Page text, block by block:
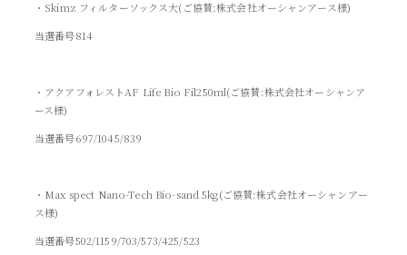
・Skimz フィルターソックス大(ご協賛:株式会社オーシャンアース様)
当選番号814
・アクアフォレストAF Life Bio Fil250ml(ご協賛:株式会社オーシャンア
ース様)
当選番号697/1045/839
・Max spect Nano-Tech Bio-sand 5kg(ご協賛:株式会社オーシャンアー
ス様)
当選番号502/1159/703/573/425/523